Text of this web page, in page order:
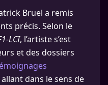
Bruel a remis
précis. Selon le
LCI, l’artiste s’est
et des dossiers
allant dans le sens de